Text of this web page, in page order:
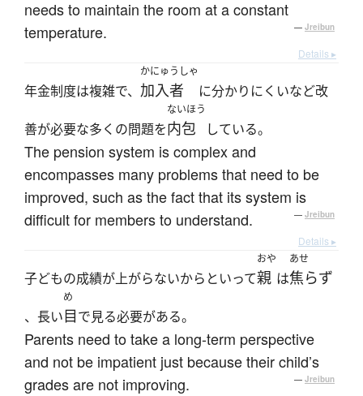
needs to maintain the room at a constant
temperature.
— Jreibun
Details ▸
年金制度は複雑で、
かにゅうしゃ
加入者 に分かりにくいなど改
善が必要な多くの問題を
ないほう
内包 している。
The pension system is complex and
encompasses many problems that need to be
improved, such as the fact that its system is
difficult for members to understand.
— Jreibun
Details ▸
子どもの成績が上がらないからといって
おや
親 は
あせ
焦らず
、長い
め
目で見る必要がある。
Parents need to take a long-term perspective
and not be impatient just because their child’s
grades are not improving.
— Jreibun